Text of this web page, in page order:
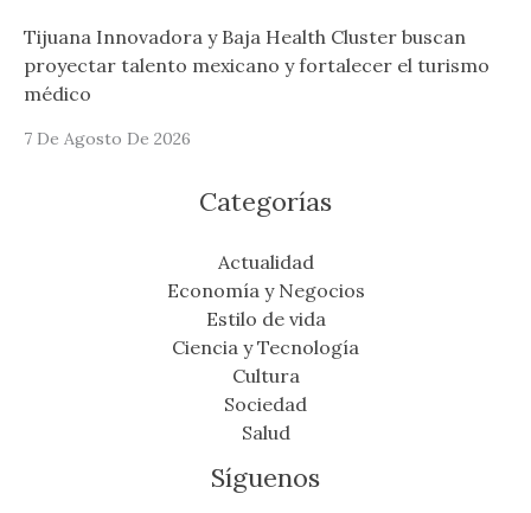
Tijuana Innovadora y Baja Health Cluster buscan
proyectar talento mexicano y fortalecer el turismo
médico
7 De Agosto De 2026
Categorías
Actualidad
Economía y Negocios
Estilo de vida
Ciencia y Tecnología
Cultura
Sociedad
Salud
Síguenos